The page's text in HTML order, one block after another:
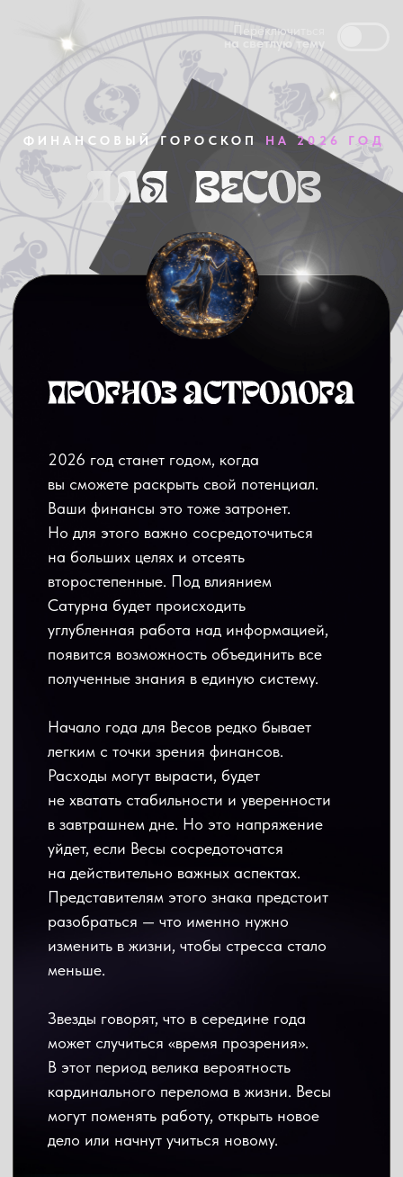
ФИНАНСОВЫЙ ГОРОСКОП НА 2026 ГОД
Переключиться
на светлую тему
2026 год станет годом, когда
Но для этого важно сосредоточиться
на больших целях и отсеять
появится возможность объединить все
полученные знания в единую систему.
Начало года для Весов редко бывает
легким с точки зрения финансов.
Расходы могут вырасти, будет
в завтрашнем дне. Но это напряжение
уйдет, если Весы сосредоточатся
на действительно важных аспектах.
Представителям этого знака предстоит
разобраться — что именно нужно
изменить в жизни, чтобы стресса стало
Звезды говорят, что в середине года
может случиться «время прозрения».
В этот период велика вероятность
кардинального перелома в жизни. Весы
могут поменять работу, открыть новое